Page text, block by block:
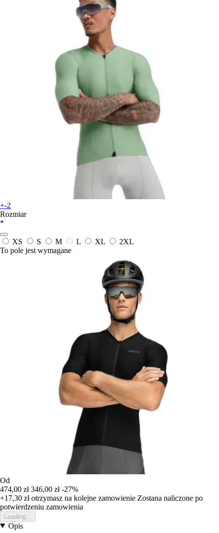
+-2
Rozmiar
*
XS S M L XL
2XL
To pole jest wymagane
Od
474,00 zł 346,00 zł -27%
+17,30 złotrzymasz na kolejne zamowienie Zostana naliczone po
potwierdzeniu zamowienia
Loading...
Opis